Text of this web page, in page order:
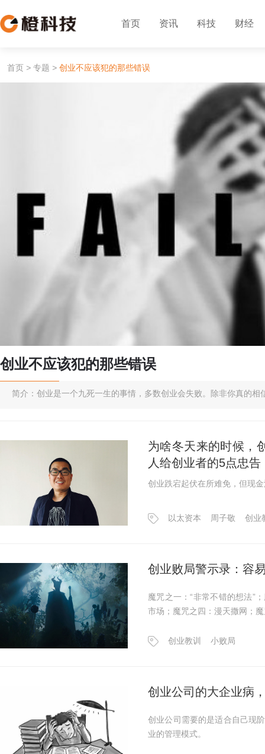
首页 资讯 科技 财经
首页 > 专题 > 创业不应该犯的那些错误
创业不应该犯的那些错误
简介：创业是一个九死一生的事情，多数创业会失败。除非你真的
为啥冬天来的时候，
人给创业者的5点忠告
创业跌宕起伏在所难免，但现
以太资本 周子敬 创业
创业败局警示录：容
魔咒之一：“非常不错的想法”
市场；魔咒之四：漫天撒网；魔
创业教训 小败局
创业公司的大企业病
创业公司需要的是适合自己现
业的管理模式。